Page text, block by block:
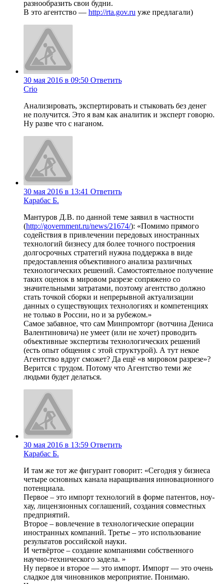
разнообразить свои будни.
В это агентство — http://rta.gov.ru уже предлагали)
30 мая 2016 в 09:50 Ответить
Crio
Анализировать, экспертировать и стыковать без денег
не получится. Это я вам как аналитик и эксперт говорю.
Ну разве что с наганом.
30 мая 2016 в 13:41 Ответить
Карабас Б.
Мантуров Д.В. по данной теме заявил в частности
(http://government.ru/news/21674/): «Помимо прямого
содействия в привлечении передовых иностранных
технологий бизнесу для более точного построения
долгосрочных стратегий нужна поддержка в виде
предоставления объективного анализа различных
технологических решений. Самостоятельное получение
таких оценок в мировом разрезе сопряжено со
значительными затратами, поэтому агентство должно
стать точкой сборки и непрерывной актуализации
данных о существующих технологиях и компетенциях
не только в России, но и за рубежом.»
Самое забавное, что сам Минпромторг (вотчина Дениса
Валентиновича) не умеет (или не хочет) проводить
объективные экспертизы технологических решений
(есть опыт общения с этой структурой). А тут некое
Агентство вдруг сможет? Да ещё «в мировом разрезе»?
Верится с трудом. Потому что Агентство теми же
людьми будет делаться.
30 мая 2016 в 13:59 Ответить
Карабас Б.
И там же тот же фигурант говорит: «Сегодня у бизнеса
четыре основных канала наращивания инновационного
потенциала.
Первое – это импорт технологий в форме патентов, ноу-
хау, лицензионных соглашений, создания совместных
предприятий.
Второе – вовлечение в технологические операции
иностранных компаний. Третье – это использование
результатов российской науки.
И четвёртое – создание компаниями собственного
научно-технического задела. »
Ну первое и второе — это импорт. Импорт — это очень
сладкое для чиновников мероприятие. Понимаю.